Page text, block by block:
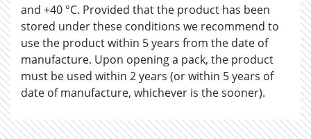
and +40 °C. Provided that the product has been
stored under these conditions we recommend to
use the product within 5 years from the date of
manufacture. Upon opening a pack, the product
must be used within 2 years (or within 5 years of
date of manufacture, whichever is the sooner).